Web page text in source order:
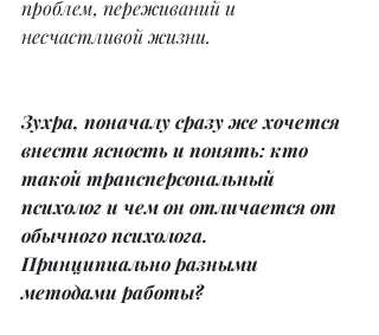
проблем, переживаний и
несчастливой жизни.
Зухра, поначалу сразу же хочется
внести ясность и понять: кто
такой трансперсональный
психолог и чем он отличается от
обычного психолога.
Принципиально разными
методами работы?